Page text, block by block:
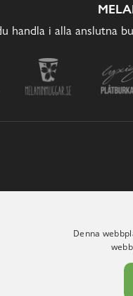
handla i alla anslutna
Denna